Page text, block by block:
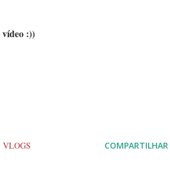
:))
VLOGS COMPARTILHAR